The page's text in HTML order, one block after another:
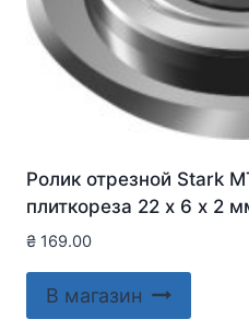
Ролик отрезной Stark
плиткореза 22 х 6 х 2
₴ 169.00
В магазин